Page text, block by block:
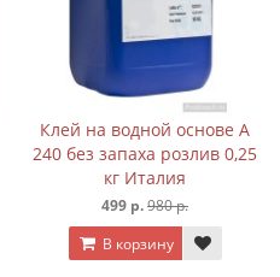
Клей на водной основе A
240 без запаха розлив 0,25
кг Италия
499 р.980 р.
В корзину